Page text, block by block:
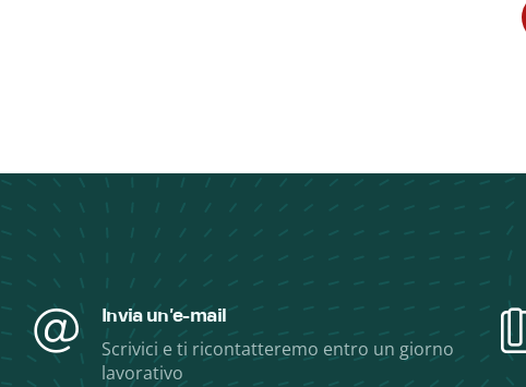
Invia un'e-mail
Scrivici e ti ricontatteremo entro un giorno
lavorativo